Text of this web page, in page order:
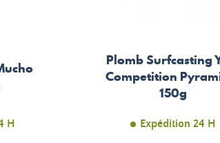
H
Plomb Surfcasting
Competition
150g
Expédition 24 H